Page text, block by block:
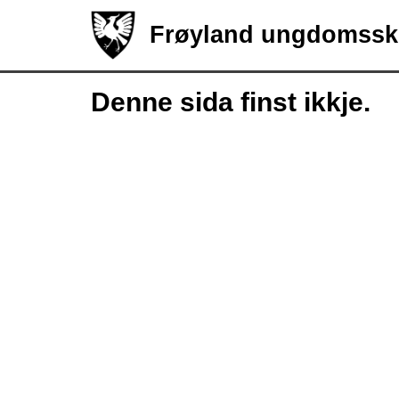
Frøyland
Denne sida finst ikkje.